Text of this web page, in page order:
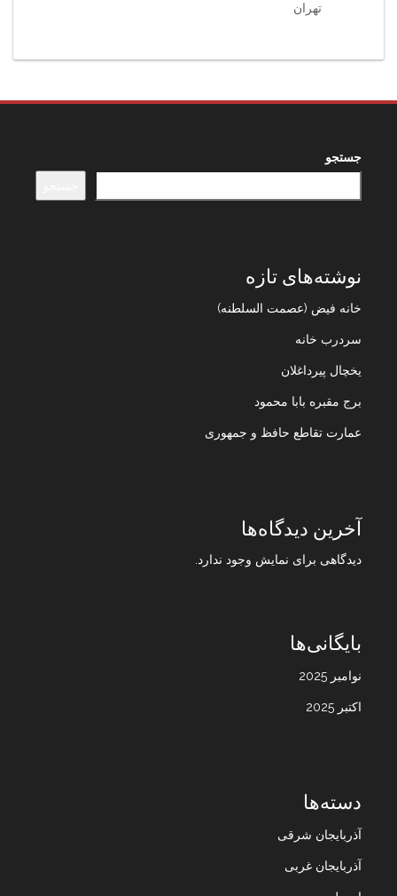
تهران
جستجو
نوشته‌های تازه
خانه فیض (عصمت السلطنه)
سردرب خانه
یخچال پیرداغلان
برج مقبره بابا محمود
عمارت تقاطع حافظ و جمهوری
آخرین دیدگاه‌ها
دیدگاهی برای نمایش وجود ندارد.
بایگانی‌ها
نوامبر 2025
اکتبر 2025
دسته‌ها
آذربایجان شرقی
آذربایجان غربی